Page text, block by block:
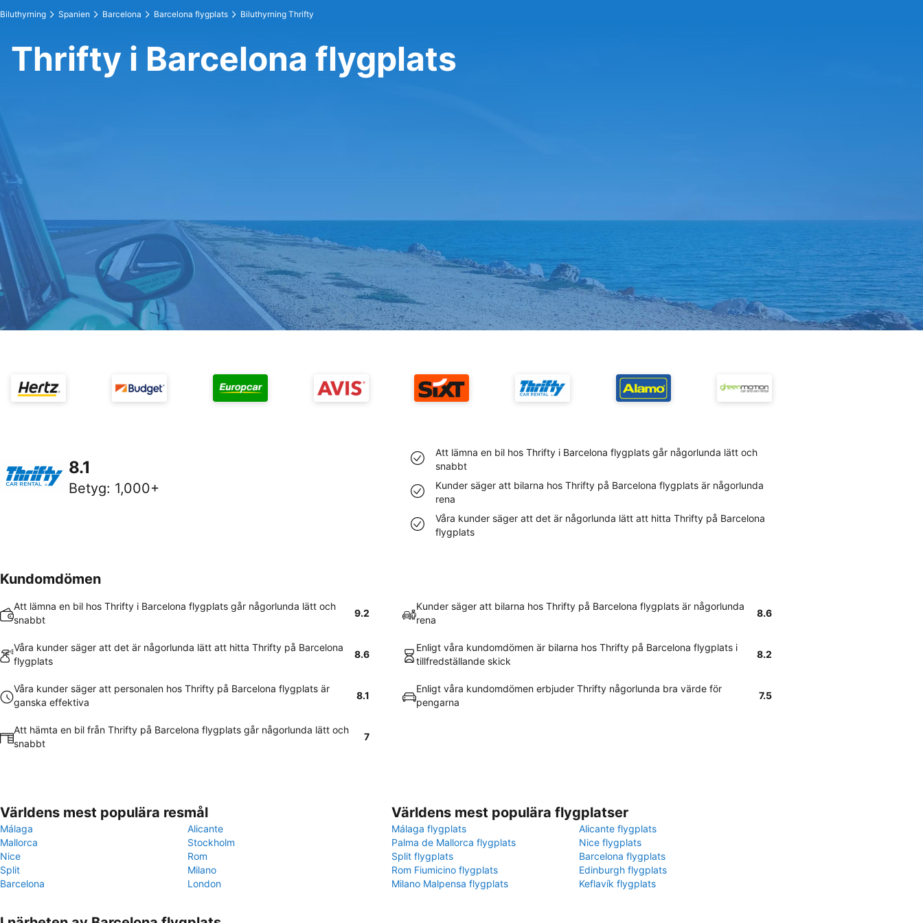
Biluthyrning Spanien Barcelona Barcelona flygplats Biluthyrning Thrifty
Thrifty i Barcelona flygplats
8.1
Betyg: 1,000+
Att lämna en bil hos Thrifty i Barcelona flygplats går någorlunda lätt och
snabbt
Kunder säger att bilarna hos Thrifty på Barcelona flygplats är någorlunda
rena
Våra kunder säger att det är någorlunda lätt att hitta Thrifty på Barcelona
flygplats
Kundomdömen
Att lämna en bil hos Thrifty i Barcelona flygplats går någorlunda lätt och
snabbt
9.2
Kunder säger att bilarna hos Thrifty på Barcelona flygplats är någorlunda
rena
8.6
Våra kunder säger att det är någorlunda lätt att hitta Thrifty på Barcelona
flygplats
8.6
Enligt våra kundomdömen är bilarna hos Thrifty på Barcelona flygplats i
tillfredställande skick
8.2
Våra kunder säger att personalen hos Thrifty på Barcelona flygplats är
ganska effektiva
8.1
Enligt våra kundomdömen erbjuder Thrifty någorlunda bra värde för
pengarna
7.5
Att hämta en bil från Thrifty på Barcelona flygplats går någorlunda lätt och
snabbt
7
Världens mest populära resmål
Málaga
Alicante
Mallorca
Stockholm
Nice
Rom
Split
Milano
Barcelona
London
Världens mest populära flygplatser
Málaga flygplats
Alicante flygplats
Palma de Mallorca flygplats
Nice flygplats
Split flygplats
Barcelona flygplats
Rom Fiumicino flygplats
Edinburgh flygplats
Milano Malpensa flygplats
Keflavík flygplats